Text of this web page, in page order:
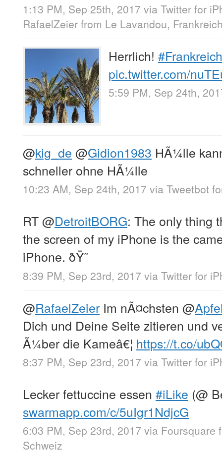
1:13 PM, Sep 25th, 2017 via Twitter for
RafaelZeier from Le Lavandou,
Herrlich! #Frankreich
pic.twitter.com/
5:59 PM, Sep 24th,
@kig_de @Gidion1983 HÃ¼lle
schneller ohne HÃ¼lle
10:23 AM, Sep 24th, 2017 via Tweetbot
RT@DetroitBORG: The only thing
the screen of my iPhone is the
iPhone. ðŸ˜­
8:39 PM, Sep 23rd, 2017 via Twitter for
@RafaelZeier Im nÃ¤chsten @
Dich und Deine Seite zitieren und
Ã¼ber die Kameâ€¦ https://t.co/
8:37 PM, Sep 23rd, 2017 via Twitter for
Lecker fettuccine essen #iLike (@
swarmapp.com/c/5uIgr1NdjcG
6:03 PM, Sep 23rd, 2017 via Foursquare
Schweiz